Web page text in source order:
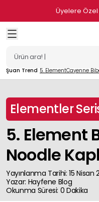
Üyelere Özel
Şuan Trend 5. ElementCayenne
Elementler
5. Element
Noodle
Yayınlanma Tarihi: 15 Nisan
Yazar: Hayfene Blog
Okunma Süresi: 0 Dakika